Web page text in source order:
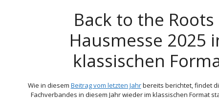
Back to the Roots
Hausmesse 2025
klassischen
Wie in diesem Beitrag vom letzten Jahrbereits berichtet, findet
Fachverbandes in diesem Jahr wieder im klassischen Format